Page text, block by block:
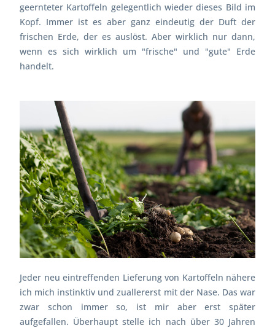
geernteter Kartoffeln gelegentlich wieder dieses Bild im
Kopf. Immer ist es aber ganz eindeutig der Duft der
frischen Erde, der es auslöst. Aber wirklich nur dann,
wenn es sich wirklich um "frische" und "gute" Erde
handelt.
Jeder neu eintreffenden Lieferung von Kartoffeln nähere
ich mich instinktiv und zuallererst mit der Nase. Das war
zwar schon immer so, ist mir aber erst später
aufgefallen. Überhaupt stelle ich nach über 30 Jahren